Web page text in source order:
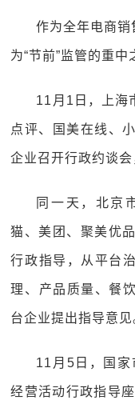
作为全年电商销
为“节前”监管的重中
11月1日，上海
点评、国美在线、
企业召开行政约谈
同一天，北京
猫、美团、聚美优
行政指导，从平台
理、产品质量、餐
台企业提出指导意见
11月5日，国家
经营活动行政指导